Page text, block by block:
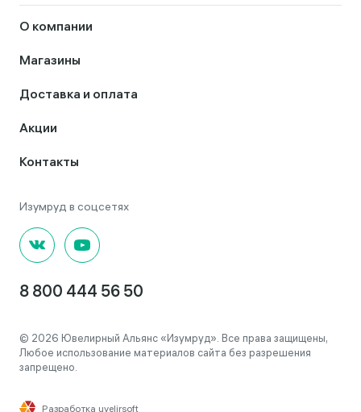
О компании
Магазины
Доставка и оплата
Акции
Контакты
8 800 444 56 50
© 2026 Ювелирный Альянс «Изумруд». Все права защищены,
Любое использование материалов сайта без разрешения
запрещено.
Разработка uvelirsoft